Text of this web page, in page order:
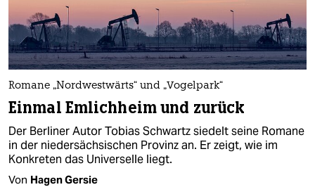
Romane „Nordwestwärts“ und „Vogelpark“
Einmal Emlichheim und zurück
Der Berliner Autor Tobias Schwartz siedelt seine Romane
in der niedersächsischen Provinz an. Er zeigt, wie im
Konkreten das Universelle liegt.
Von Hagen Gersie